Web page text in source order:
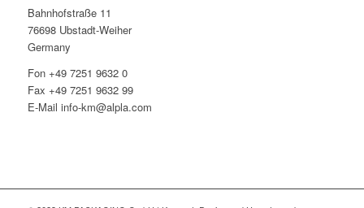
Bahnhofstraße 11
76698 Ubstadt-Weiher
Germany
Fon +49 7251 9632 0
Fax +49 7251 9632 99
E-Mail info-km@alpla.com